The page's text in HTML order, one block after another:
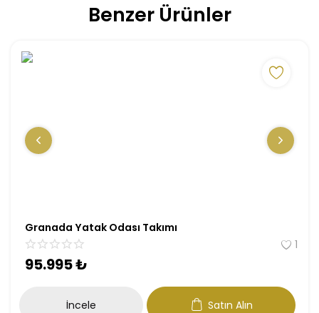
Benzer Ürünler
Granada Yatak Odası Takımı
1
95.995₺
İncele Satın Alın